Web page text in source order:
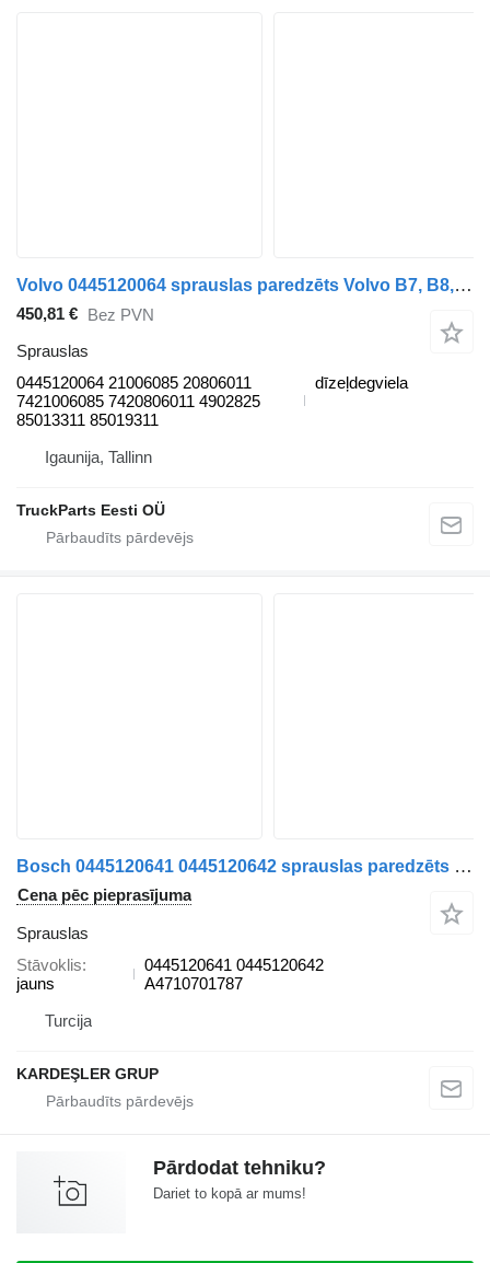
Volvo 0445120064 sprauslas paredzēts Volvo B7, B8, B9, B12 bus (2005-) autobusa
450,81 € Bez PVN
Sprauslas
0445120064 21006085 20806011
7421006085 7420806011 4902825
85013311 85019311
dīzeļdegviela
Igaunija, Tallinn
TruckParts Eesti OÜ
Bosch 0445120641 0445120642 sprauslas paredzēts Mercedes-Benz vilcēja
Cena pēc pieprasījuma
Sprauslas
Stāvoklis
jauns
0445120641 0445120642
A4710701787
Turcija
KARDEŞLER GRUP
Pārdodat tehniku?
Dariet to kopā ar mums!